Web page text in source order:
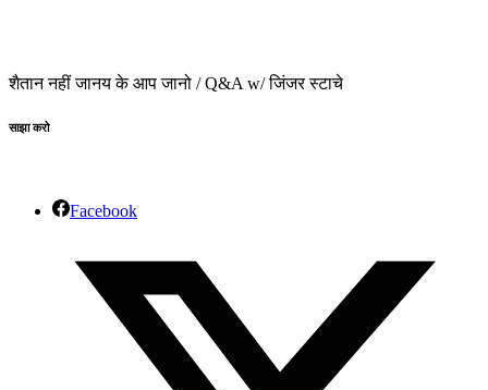
शैतान नहीं जानय के आप जानो / Q&A w/ जिंजर स्टाचे
साझा करो
Facebook